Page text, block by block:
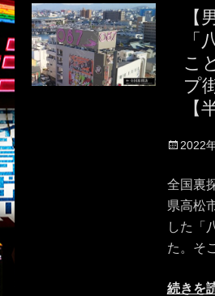
【
「
こ
プ
【
Posted
2022
全国裏
県高松
した「
た。そ
続きを